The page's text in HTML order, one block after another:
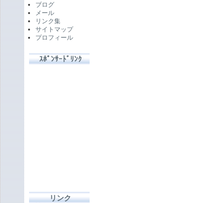
ブログ
メール
リンク集
サイトマップ
プロフィール
ｽﾎﾟﾝｻｰﾄﾞﾘﾝｸ
リンク